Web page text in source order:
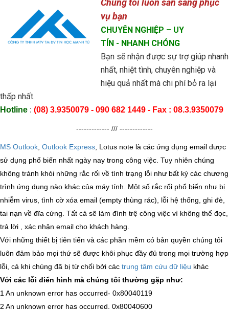
Chúng tôi luôn sẵn sàng phục
vụ bạn
CHUYÊN NGHIỆP – UY
TÍN - NHANH CHÓNG
Bạn sẽ nhận được sự trợ giúp nhanh
nhất, nhiệt tình, chuyên nghiệp và
hiệu quả nhất mà chi phí bỏ ra lại
thấp nhất.
Hotline : (08) 3.9350079 - 090 682 1449 - Fax : 08.3.9350079
------------- /// -------------
MS Outlook, Outlook Express, Lotus note là các ứng dụng email được
sử dụng phổ biến nhất ngày nay trong công việc. Tuy nhiên chúng
không tránh khỏi những rắc rối về tình trạng lỗi như bất kỳ các chương
trình ứng dụng nào khác của máy tính. Một số rắc rối phổ biến như bị
nhiễm virus, tình cờ xóa email (empty thùng rác), lỗi hệ thống, ghi đè,
tai nạn về đĩa cứng. Tất cả sẽ làm đình trệ công việc vì không thể đọc,
trả lời , xác nhận email cho khách hàng.
Với những thiết bị tiên tiến và các phần mềm có bản quyền chúng tôi
luôn đảm bảo mọi thứ sẽ được khôi phục đầy đủ trong mọi trường hợp
lỗi, cả khi chúng đã bị từ chối bởi các trung tâm cứu dữ liệu khác
Với các lỗi điển hình mà chúng tôi thường gặp như:
1 An unknown error has occurred- 0x80040119
2 An unknown error has occurred. 0x80040600